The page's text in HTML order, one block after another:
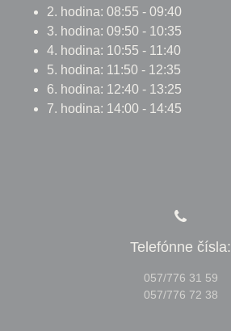
2. hodina: 08:55 - 09:40
3. hodina: 09:50 - 10:35
4. hodina: 10:55 - 11:40
5. hodina: 11:50 - 12:35
6. hodina: 12:40 - 13:25
7. hodina: 14:00 - 14:45
Telefónne čísla:
057/776 31 59
057/776 72 38